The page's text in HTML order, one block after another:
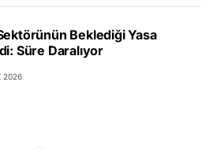
Beklediği Yasa
Süre Daralıyor
2026